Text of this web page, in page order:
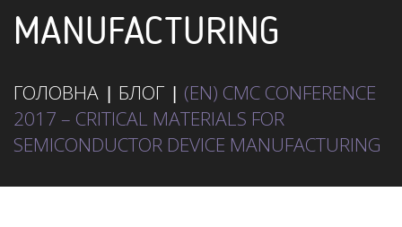
MANUFACTURING
ГОЛОВНА БЛОГ
(EN) CMC CONFERENCE
2017 – CRITICAL MATERIALS FOR
SEMICONDUCTOR DEVICE MANUFACTURING